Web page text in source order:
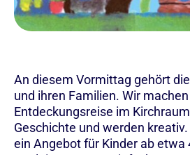
An diesem Vormittag gehört
und ihren Familien. Wir
Entdeckungsreise im
Geschichte und werden
ein Angebot für Kinder ab etwa